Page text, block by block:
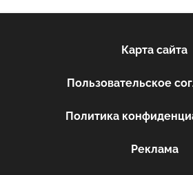
Карта сайта
Пользовательское
Политика
Реклама